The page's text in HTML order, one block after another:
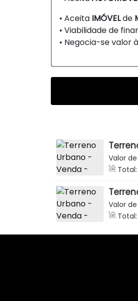
• Aceita IMÓVELde
• Viabilidade de
• Negocia-se valor
Valor
Total:
39.99m
do Sul
Valor
Total: